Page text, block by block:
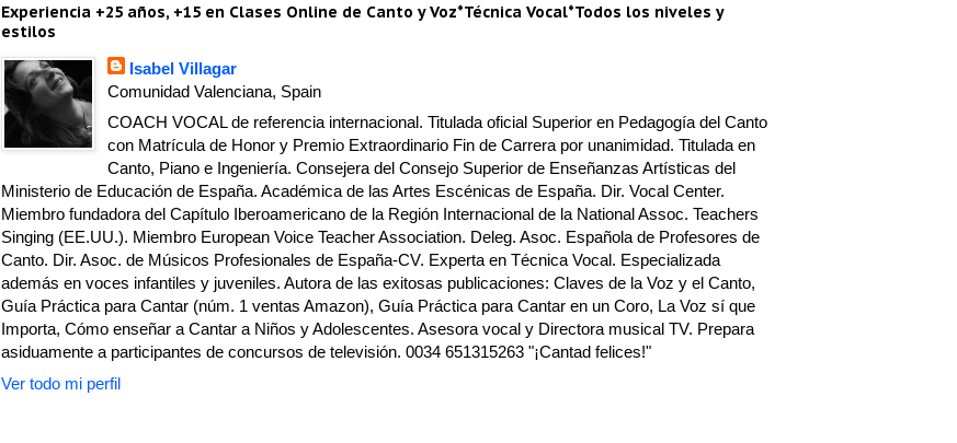
Experiencia +25 años, +15 en Clases Online de Canto y Voz*Técnica Vocal*Todos los niveles y
estilos
Isabel Villagar
Comunidad Valenciana, Spain
COACH VOCAL de referencia internacional. Titulada oficial Superior en Pedagogía del Canto
con Matrícula de Honor y Premio Extraordinario Fin de Carrera por unanimidad. Titulada en
Canto, Piano e Ingeniería. Consejera del Consejo Superior de Enseñanzas Artísticas del
Ministerio de Educación de España. Académica de las Artes Escénicas de España. Dir. Vocal Center.
Miembro fundadora del Capítulo Iberoamericano de la Región Internacional de la National Assoc. Teachers
Singing (EE.UU.). Miembro European Voice Teacher Association. Deleg. Asoc. Española de Profesores de
Canto. Dir. Asoc. de Músicos Profesionales de España-CV. Experta en Técnica Vocal. Especializada
además en voces infantiles y juveniles. Autora de las exitosas publicaciones: Claves de la Voz y el Canto,
Guía Práctica para Cantar (núm. 1 ventas Amazon), Guía Práctica para Cantar en un Coro, La Voz sí que
Importa, Cómo enseñar a Cantar a Niños y Adolescentes. Asesora vocal y Directora musical TV. Prepara
asiduamente a participantes de concursos de televisión. 0034 651315263 "¡Cantad felices!"
Ver todo mi perfil